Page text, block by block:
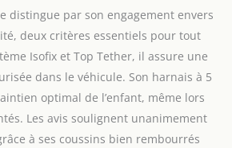
d'installer vos enfants
dans le siège-auto, de les
attacher dans le siège, de
les détacher et de les
récupérer aussi
facilement une fois le
trajet terminé. 𝐈𝐒𝐎𝐅𝐈𝐗 𝐞𝐭
𝐓𝐎𝐏 𝐓𝐄𝐓𝐇𝐄𝐑 : ISOFIX est
distingue par son engagement envers
deux critères essentiels pour tout
Isofix et Top Tether, il assure une
dans le véhicule. Son harnais à 5
optimal de l’enfant, même lors
Les avis soulignent unanimement
à ses coussins bien rembourrés